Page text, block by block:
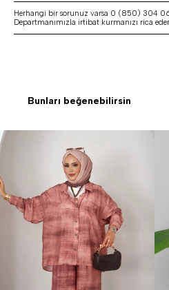
Herhangi bir sorunuz varsa 0 (850) 304
Departmanımızla irtibat kurmanızı rica
Bunları beğenebilirsin